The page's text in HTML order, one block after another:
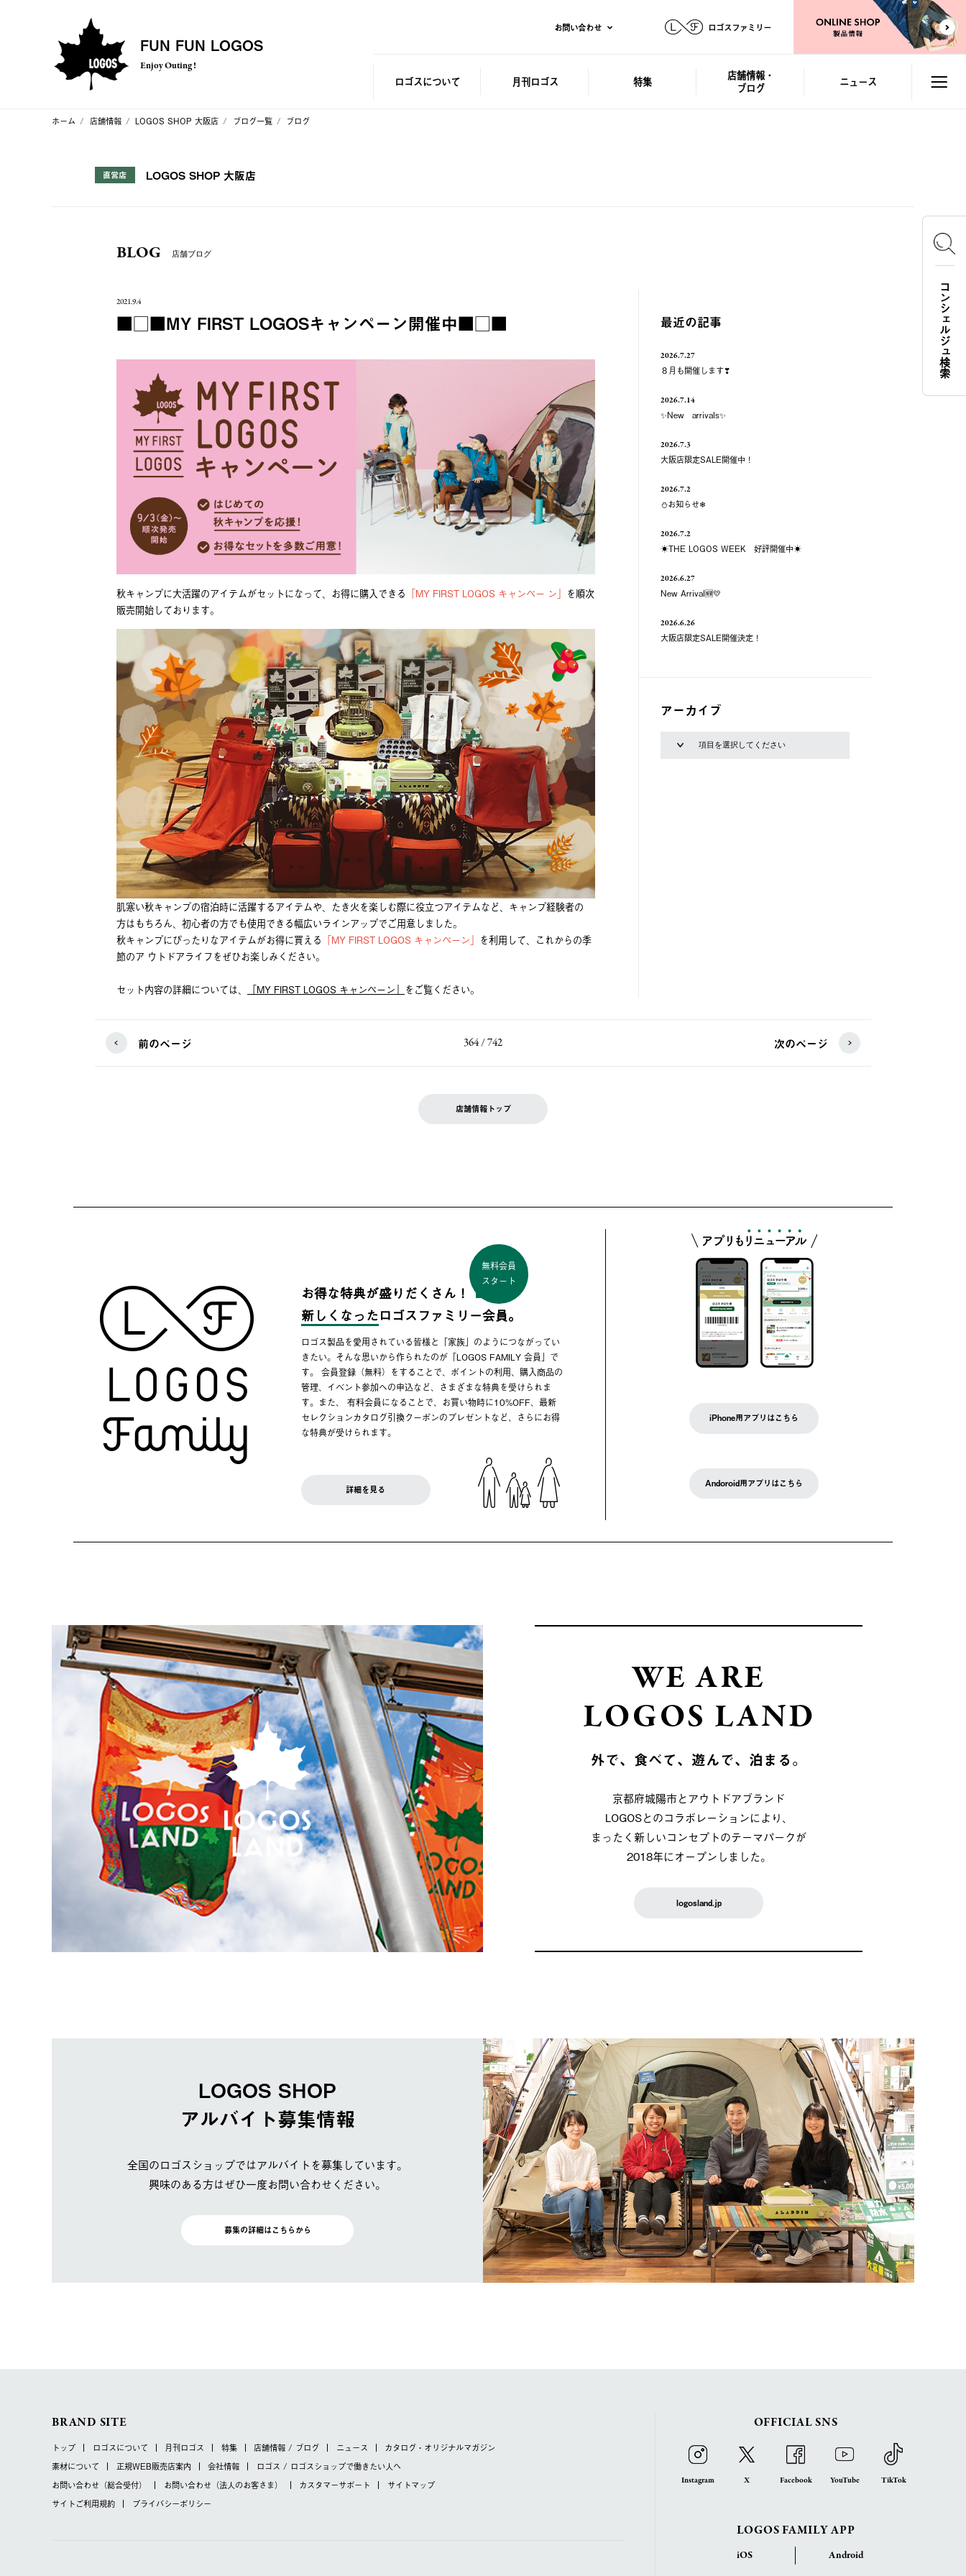
FUN FUN LOGOS
Enjoy Outing !
お問い合わせ ロゴスファミリー
ロゴスについて 月刊ロゴス 特集
店舗情報・
ブログ
ニュース
ホーム 店舗情報 LOGOS SHOP 大阪店 ブログ一覧 ブログ
直営店 LOGOS SHOP 大阪店
BLOG 店舗ブログ
2021.9.4
■□■MY FIRST LOGOSキャンペーン開催中■□■
秋キャンプに⼤活躍のアイテムがセットになって、お得に購⼊できる 「MY FIRST LOGOS キャンペー ン」
を順次
販売開始しております。
肌寒い秋キャンプの宿泊時に活躍するアイテムや、たき⽕を楽しむ際に役⽴つアイテムなど、キャンプ経験者の
⽅はもちろん、初⼼者の⽅でも使⽤できる幅広いラインアップでご⽤意しました。
秋キャンプにぴったりなアイテムがお得に買える 「MY FIRST LOGOS キャンペーン」 を利⽤して、これからの季
節のア ウトドアライフをぜひお楽しみください。
セット内容の詳細については、 「MY FIRST LOGOS キャンペーン」 をご覧ください。
最近の記事
2026.7.27
８月も開催します❣
2026.7.14
✨New arrivals✨
2026.7.3
大阪店限定SALE開催中！
2026.7.2
⛄お知らせ❄
2026.7.2
☀️THE LOGOS WEEK 好評開催中☀️
2026.6.27
New Arrival🆕💛
2026.6.26
大阪店限定SALE開催決定！
アーカイブ
前のページ 364 / 742 次のページ
店舗情報トップ
お得な特典が盛りだくさん！
無料会員
スタート
新しくなったロゴスファミリー会員。
ロゴス製品を愛用されている皆様と「家族」のようにつながってい
きたい。そんな思いから作られたのが「LOGOS FAMILY 会員」で
す。 会員登録（無料）をすることで、ポイントの利用、購入商品の
管理、イベント参加への申込など、さまざまな特典を受けられま
す。また、 有料会員になることで、お買い物時に10%OFF、最新
セレクションカタログ引換クーポンのプレゼントなど、さらにお得
な特典が受けられます。
詳細を見る
iPhone用アプリはこちら
Andoroid用アプリはこちら
WE ARE
LOGOS LAND
外で、食べて、遊んで、泊まる。
京都府城陽市とアウトドアブランド
LOGOSとのコラボレーションにより、
まったく新しいコンセプトのテーマパークが
2018年にオープンしました。
logosland.jp
LOGOS SHOP
アルバイト募集情報
全国のロゴスショップではアルバイトを募集しています。
興味のある方はぜひ一度お問い合わせください。
募集の詳細はこちらから
コンシェルジュ検索
BRAND SITE
トップ ロゴスについて 月刊ロゴス 特集 店舗情報 / ブログ ニュース
カタログ・オリジナルマガジン
素材について
正規WEB販売店案内 会社情報 ロゴス / ロゴスショップで働きたい人へ
お問い合わせ （総合受付） お問い合わせ （法人のお客さま） カスタマーサポート
サイトマップ
サイトご利用規約
プライバシーポリシー
OFFICIAL SNS
Instagram X Facebook YouTube TikTok
LOGOS FAMILY APP
iOS Android